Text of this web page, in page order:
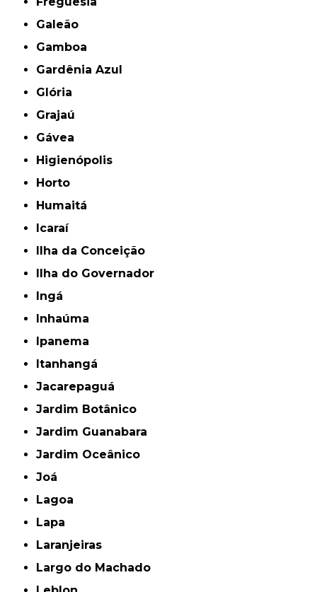
Galeão
Gamboa
Gardênia Azul
Glória
Grajaú
Gávea
Higienópolis
Horto
Humaitá
Icaraí
Ilha da Conceição
Ilha do Governador
Ingá
Inhaúma
Ipanema
Itanhangá
Jacarepaguá
Jardim Botânico
Jardim Guanabara
Jardim Oceânico
Joá
Lagoa
Lapa
Laranjeiras
Largo do Machado